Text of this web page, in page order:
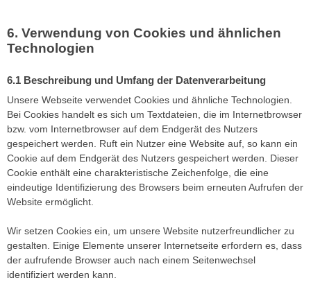
Verwendung von Cookies und ähnlichen
Technologien
Beschreibung und Umfang der Datenverarbeitung
Unsere Webseite verwendet Cookies und ähnliche Technologien.
Bei Cookies handelt es sich um Textdateien, die im Internetbrowser
bzw. vom Internetbrowser auf dem Endgerät des Nutzers
gespeichert werden. Ruft ein Nutzer eine Website auf, so kann ein
Cookie auf dem Endgerät des Nutzers gespeichert werden. Dieser
Cookie enthält eine charakteristische Zeichenfolge, die eine
eindeutige Identifizierung des Browsers beim erneuten Aufrufen der
Website ermöglicht.
Wir setzen Cookies ein, um unsere Website nutzerfreundlicher zu
gestalten. Einige Elemente unserer Internetseite erfordern es, dass
der aufrufende Browser auch nach einem Seitenwechsel
identifiziert werden kann.